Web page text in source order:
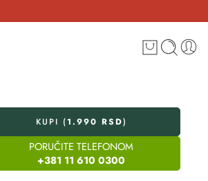
KUPI (1.990 RSD)
PORUČITE TELEFONOM
+381 11 610 0300